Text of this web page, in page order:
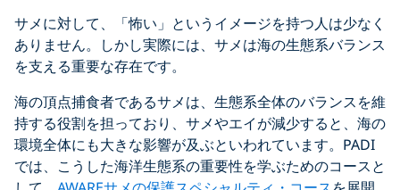
サメに対して、「怖い」というイメージを持つ人は少なく
ありません。しかし実際には、サメは海の生態系バランス
を支える重要な存在です。
海の頂点捕食者であるサメは、生態系全体のバランスを維
持する役割を担っており、サメやエイが減少すると、海の
環境全体にも大きな影響が及ぶといわれています。PADI
では、こうした海洋生態系の重要性を学ぶためのコースと